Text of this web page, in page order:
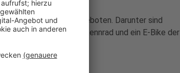
auch Werkzeuge angeboten. Darunter sind
und Cycle sowie ein Rennrad und ein E-Bike der